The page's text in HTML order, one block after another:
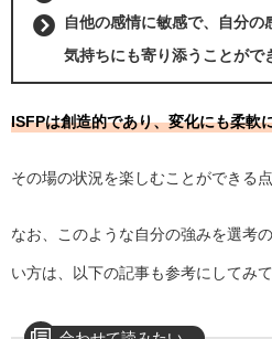
自他の感情に敏感で、自分
気持ちにも寄り添うことがで
ISFPは創造的であり、変化にも柔軟
その場の状況を楽しむことができる
なお、このような自分の強みを選考
い方は、以下の記事も参考にしてみて